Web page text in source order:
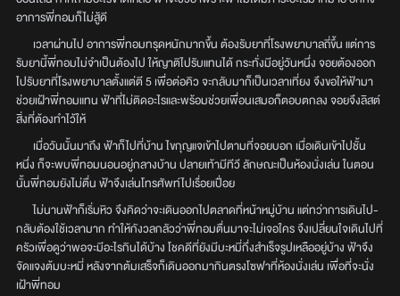
อาการพี่ทอมก็ไม่สู้ดี
เวลาผ่านไป อาการพี่ทอมทรุดหนักมากขึ้น ต้องรับยาที่โรงพยาบาลถี่ขึ้น แต่การ
รับยานี้พี่ทอมไม่จำเป็นต้องไป ให้ญาติไปรับแทนได้ กระทั่งมีอยู่วันหนึ่ง จอยต้องออก
ไปรับยาที่โรงพยาบาลตั้งแต่ตี 5 เพื่อต่อคิว จะกลับมาก็เป็นเวลาเที่ยง จึงขอให้ฟ้ามา
ช่วยเฝ้าพี่ทอมแทน ฟ้าที่ไม่ติดอะไรและพร้อมช่วยเพื่อนเสมอก็ตอบตกลง จอยจึงลิสต์
สิ่งที่ต้องทำไว้ให้
เมื่อวันนั้นมาถึง ฟ้าก็ไปที่บ้าน ไขกุญแจเข้าไปตามที่จอยบอก เมื่อเดินเข้าไปชั้น
หนึ่ง ก็จะพบพี่ทอมนอนอยู่กลางบ้าน ปลายเท้ามีทีวี ลักษณะเป็นห้องนั่งเล่น ในตอน
นั้นพี่ทอมยังไม่ตื่น ฟ้าจึงเล่นโทรศัพท์ไปเรื่อยเปื่อย
ไม่นานฟ้าก็เริ่มหิว จึงคิดว่าจะเดินออกไปตลาดที่หน้าหมู่บ้าน แต่ทว่าการเดินไป-
กลับต้องใช้เวลามาก ทำให้กังวลกลัวว่าพี่ทอมตื่นมาจะไม่เจอใคร จึงเปลี่ยนใจเดินไปที่
ครัวเพื่อดูว่าพอจะมีอะไรกินได้บ้าง โชคดีที่ยังมีบะหมี่กึ่งสำเร็จรูปเหลืออยู่บ้าง ฟ้าจึง
จัดแจงต้มบะหมี่ หลังจากต้มเสร็จก็เดินออกมากินตรงโซฟาที่ห้องนั่งเล่น เพื่อที่จะนั่ง
เฝ้าพี่ทอม